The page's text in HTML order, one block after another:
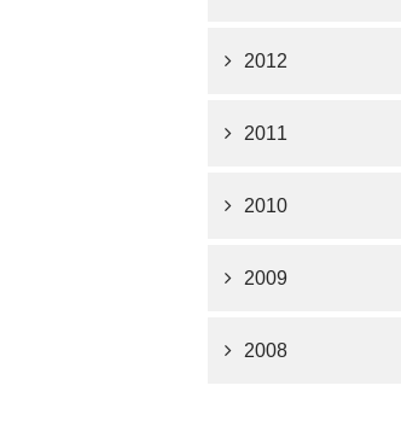
2012
2011
2010
2009
2008